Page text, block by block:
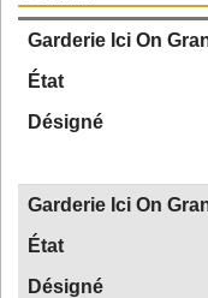
Garderie Ici On
État
Désigné
Garderie Ici On
État
Désigné